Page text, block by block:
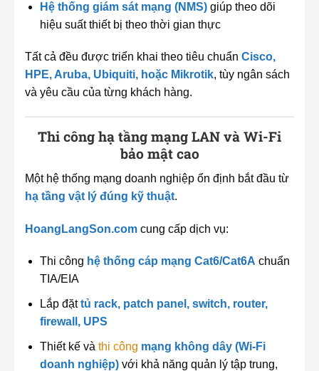
Hệ thống giám sát mạng (NMS)giúp theo dõi
hiệu suất thiết bị theo thời gian thực
Tất cả đều được triển khai theo tiêu chuẩn Cisco,
HPE, Aruba, Ubiquiti, hoặc Mikrotik, tùy ngân sách
và yêu cầu của từng khách hàng.
Thi công hạ tầng mạng LAN và Wi-Fi
bảo mật cao
Một hệ thống mạng doanh nghiệp ổn định bắt đầu từ
hạ tầng vật lý đúng kỹ thuật.
HoangLangSon.com cung cấp dịch vụ:
Thi công hệ thống cáp mạng Cat6/Cat6A chuẩn
TIA/EIA
Lắp đặttủ rack, patch panel, switch, router,
firewall, UPS
Thiết kế và thi công mạng không dây(Wi-Fi
doanh nghiệp)với khả năng quản lý tập trung,